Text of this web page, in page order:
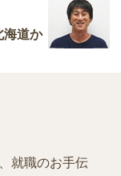
海道か
就職のお手伝